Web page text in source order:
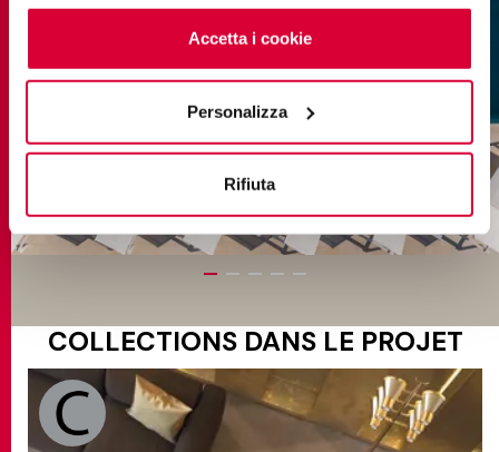
cookieclicchi qui. Il consenso può essere espresso
cliccando sul tasto “Accetta i cookie”. Se non vuole i
cookie di profilazione può negare il consenso sul tasto
Accetta i cookie
Personalizza
Rifiuta
COLLECTIONS DANS LE PROJET